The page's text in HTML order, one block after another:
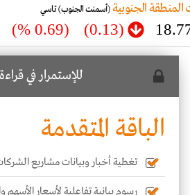
الجنوبية (أسمنت الجنوب)تاسي
(0.13)
(0.69 %)
للإستمرار في
الباقة المتقدمة
تغطية أخبار وبيانات مشاريع
رسوم بيانية تفاعلية لأسعار